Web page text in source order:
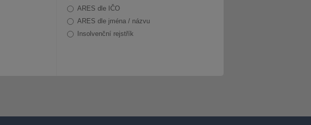
ARES dle IČO
ARES dle jména / názvu
Insolvenční rejstřík